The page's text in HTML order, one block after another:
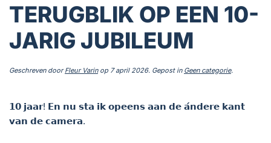
TERUGBLIK OP EEN 10-
JARIG JUBILEUM
Geschreven doorFleur Varinop 7 april 2026. Gepost in Geen categorie.
𝟭𝟬 𝗷𝗮𝗮𝗿! 𝗘𝗻 𝗻𝘂 𝘀𝘁𝗮 𝗶𝗸 𝗼𝗽𝗲𝗲𝗻𝘀 𝗮𝗮𝗻 𝗱𝗲 𝗮́𝗻𝗱𝗲𝗿𝗲 𝗸𝗮𝗻𝘁
𝘃𝗮𝗻 𝗱𝗲 𝗰𝗮𝗺𝗲𝗿𝗮.